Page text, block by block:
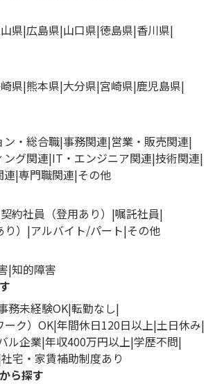
県 広島県 山口県 徳島県 香川県
県 熊本県 大分県 宮崎県 鹿児島県
ン・総合職 事務関連 営業・販売関連
ング関連 IT・エンジニア関連 技術関連
連 専門職関連 その他
契約社員（登用あり）
嘱託社員
）
アルバイト/パート その他
知的障害
務未経験OK 転勤なし
ーク）OK 年間休日120日以上 土日休み
ル企業 年収400万円以上 学歴不問
社宅・家賃補助制度あり
ら探す